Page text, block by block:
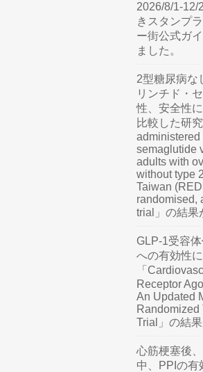
2026/8/1-12/
きスタンプ
ー街公式ガ
ました。
2型糖尿病な
リンチド・
性、安全性
比較した研
administered
semaglutide
adults with
without type
Taiwan
randomised,
trial」の結果
GLP-1受容
への有効性
「
Receptor
An Updated
Randomized
Trial」の結
心筋梗塞後
中、PPIの有